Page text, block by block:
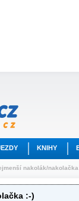
KNIHY
nakolák/nakolačka
:-)